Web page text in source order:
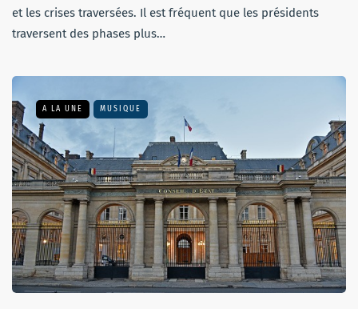
et les crises traversées. Il est fréquent que les présidents
traversent des phases plus…
A LA UNE MUSIQUE